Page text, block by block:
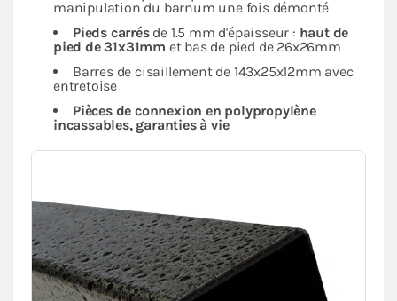
manipulation du barnum une fois démonté
Pieds carrésde 1.5 mm d'épaisseur : haut de
pied de 31x31mm et bas de pied de 26x26mm
Barres de cisaillement de 143x25x12mm avec
entretoise
Pièces de connexion en polypropylène
incassables, garanties à vie